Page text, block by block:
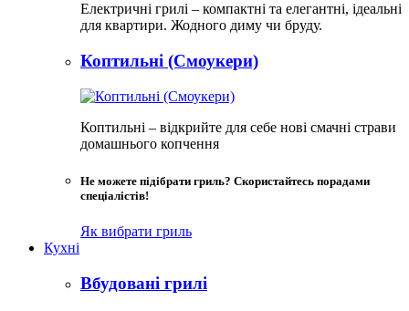
Електричні грилі – компактні та елегантні, ідеальні
для квартири. Жодного диму чи бруду.​
Коптильні (Смоукери)
Коптильні – відкрийте для себе нові смачні страви
домашнього копчення
Не можете підібрати гриль? Скористайтесь порадами
спеціалістів!
Як вибрати гриль
Кухні
Вбудовані грилі